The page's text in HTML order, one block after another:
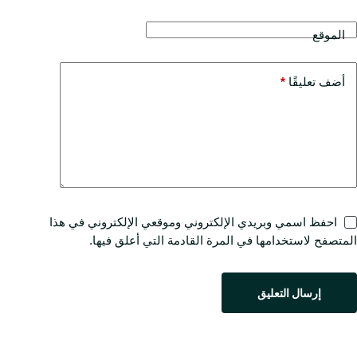
الموقع
أضف تعليقًا *
احفظ اسمي وبريدي الإلكتروني وموقعي الإلكتروني في هذا
المتصفح لاستخدامها في المرة القادمة التي أعلق فيها.
إرسال التعليق